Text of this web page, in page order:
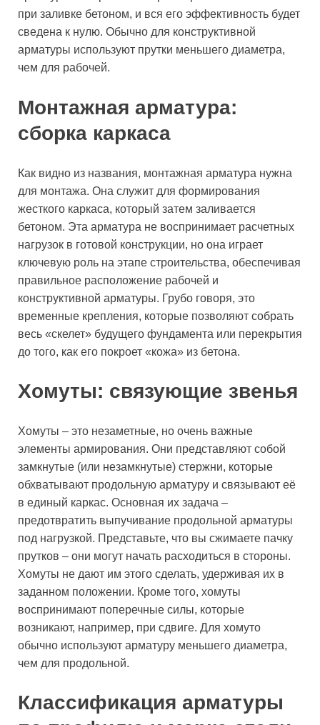
при заливке бетоном, и вся его эффективность будет
сведена к нулю. Обычно для конструктивной
арматуры используют прутки меньшего диаметра,
чем для рабочей.
Монтажная арматура:
сборка каркаса
Как видно из названия, монтажная арматура нужна
для монтажа. Она служит для формирования
жесткого каркаса, который затем заливается
бетоном. Эта арматура не воспринимает расчетных
нагрузок в готовой конструкции, но она играет
ключевую роль на этапе строительства, обеспечивая
правильное расположение рабочей и
конструктивной арматуры. Грубо говоря, это
временные крепления, которые позволяют собрать
весь «скелет» будущего фундамента или перекрытия
до того, как его покроет «кожа» из бетона.
Хомуты: связующие звенья
Хомуты – это незаметные, но очень важные
элементы армирования. Они представляют собой
замкнутые (или незамкнутые) стержни, которые
обхватывают продольную арматуру и связывают её
в единый каркас. Основная их задача –
предотвратить выпучивание продольной арматуры
под нагрузкой. Представьте, что вы сжимаете пачку
прутков – они могут начать расходиться в стороны.
Хомуты не дают им этого сделать, удерживая их в
заданном положении. Кроме того, хомуты
воспринимают поперечные силы, которые
возникают, например, при сдвиге. Для хомуто
обычно используют арматуру меньшего диаметра,
чем для продольной.
Классификация арматуры